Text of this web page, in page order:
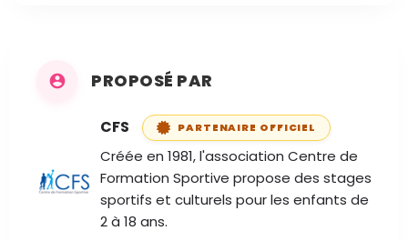
PROPOSÉ PAR
CFS PARTENAIRE OFFICIEL
Créée en 1981, l'association Centre de
Formation Sportive propose des stages
sportifs et culturels pour les enfants de
2 à 18 ans.